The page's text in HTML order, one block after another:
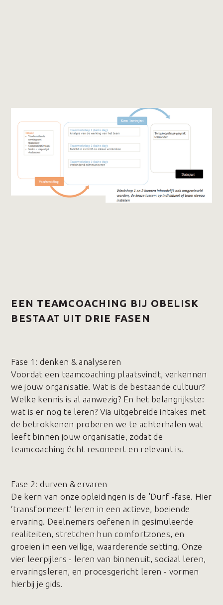
EEN TEAMCOACHING BIJ OBELISK
BESTAAT UIT DRIE FASEN
Fase 1️: denken & analyseren
Voordat een teamcoaching plaatsvindt, verkennen
we jouw organisatie. Wat is de bestaande cultuur?
Welke kennis is al aanwezig? En het belangrijkste:
wat is er nog te leren? Via uitgebreide intakes met
de betrokkenen proberen we te achterhalen wat
leeft binnen jouw organisatie, zodat de
teamcoaching écht resoneert en relevant is.
Fase 2️: durven & ervaren
De kern van onze opleidingen is de 'Durf'-fase. Hier
‘transformeert’ leren in een actieve, boeiende
ervaring. Deelnemers oefenen in gesimuleerde
realiteiten, stretchen hun comfortzones, en
groeien in een veilige, waarderende setting. Onze
vier leerpijlers - leren van binnenuit, sociaal leren,
ervaringsleren, en procesgericht leren - vormen
hierbij je gids.